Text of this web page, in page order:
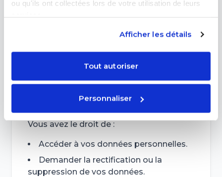
ou qu'ils ont collectées lors de votre utilisation de leurs
Afficher les détails
Tout autoriser
Personnaliser
Nous mettons en œuvre des mesures de
informations contre tout accès non
données sont stockées de manière
sécurisée sur des serveurs conformes
5. Vos droits
Vous avez le droit de :
Accéder à vos données personnelles.
Demander la rectification ou la
suppression de vos données.